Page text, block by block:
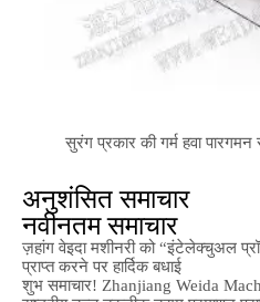
सुरंग प्रकार की गर्म हवा
अनुशंसित समाचार
नवीनतम समाचार
ज़हांग वेइदा मशीनरी को “इंटेलेक्चुअल
प्राप्त करने पर हार्दिक बधाई
शुभ समाचार! Zhanjiang Weida